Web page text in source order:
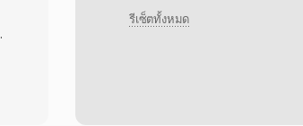
รีเซ็ตทั้งหมด